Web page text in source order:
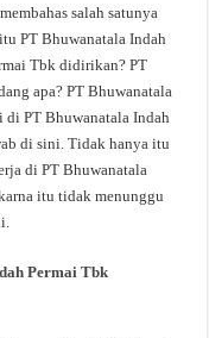
salah satunya
PT Bhuwanatala Indah
Tbk didirikan? PT
apa? PT Bhuwanatala
di PT Bhuwanatala Indah
di sini. Tidak hanya itu
di PT Bhuwanatala
itu tidak menunggu
Permai Tbk